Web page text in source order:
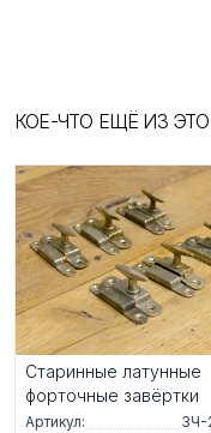
КОЕ-ЧТО ЕЩЁ ИЗ
Старинные латунные
форточные завёртки
Артикул: ЗЧ-